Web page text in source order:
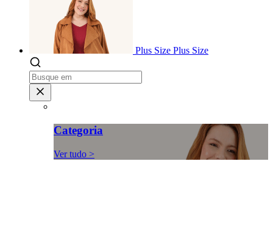
Plus Size Plus Size
Categoria
Ver tudo >